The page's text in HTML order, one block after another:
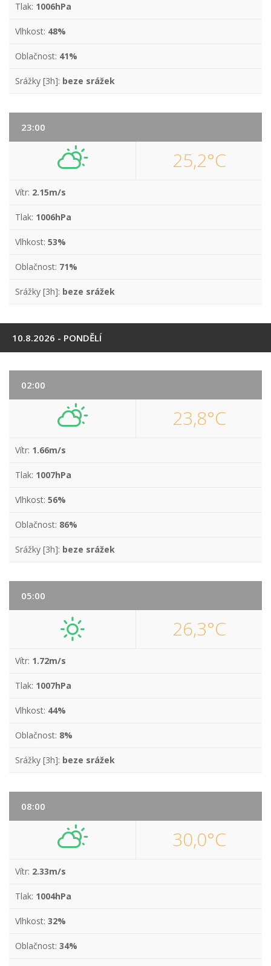
Tlak: 1006hPa
Vlhkost: 48%
Oblačnost: 41%
Srážky [3h]: beze srážek
23:00
25,2°C
Vítr: 2.15m/s
Tlak: 1006hPa
Vlhkost: 53%
Oblačnost: 71%
Srážky [3h]: beze srážek
10.8.2026 - PONDĚLÍ
02:00
23,8°C
Vítr: 1.66m/s
Tlak: 1007hPa
Vlhkost: 56%
Oblačnost: 86%
Srážky [3h]: beze srážek
05:00
26,3°C
Vítr: 1.72m/s
Tlak: 1007hPa
Vlhkost: 44%
Oblačnost: 8%
Srážky [3h]: beze srážek
08:00
30,0°C
Vítr: 2.33m/s
Tlak: 1004hPa
Vlhkost: 32%
Oblačnost: 34%